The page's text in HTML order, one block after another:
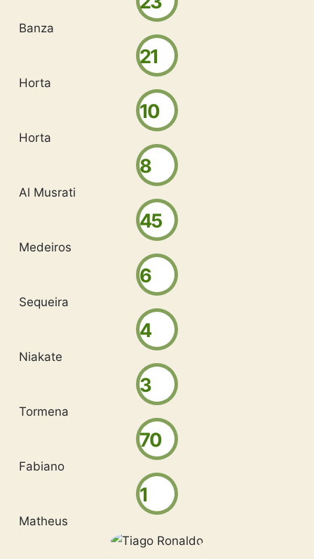
Banza
21
Horta
10
Horta
8
Al Musrati
45
Medeiros
6
Sequeira
4
Niakate
3
Tormena
70
Fabiano
1
Matheus